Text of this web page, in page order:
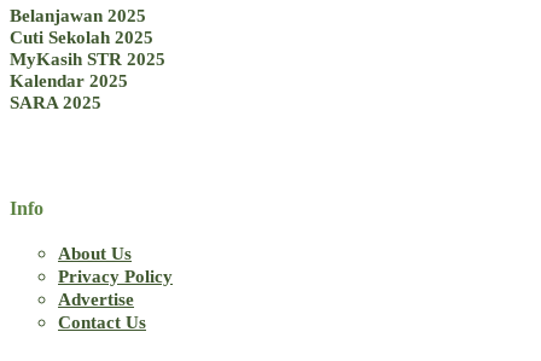
Belanjawan 2025
Cuti Sekolah 2025
MyKasih STR 2025
Kalendar 2025
SARA 2025
Info
About Us
Privacy Policy
Advertise
Contact Us